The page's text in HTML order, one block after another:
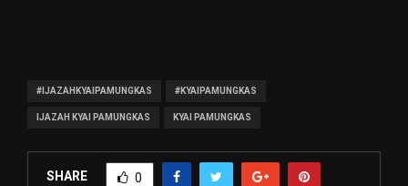
#IJAZAHKYAIPAMUNGKAS #KYAIPAMUNGKAS
IJAZAH KYAI PAMUNGKAS KYAI PAMUNGKAS
SHARE 0